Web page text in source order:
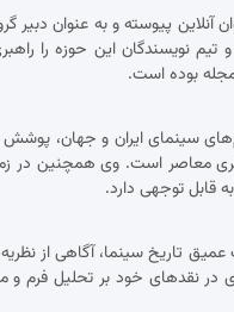
خبری جوان آنلاین پیوسته و به
نویسندگان این حوزه را
بوده است.
ایران و جهان، پوشش
معاصر است. وی همچنین در
قابل توجهی دارد.
تاریخ سینما، آگاهی از
خود بر تحلیل فرم و